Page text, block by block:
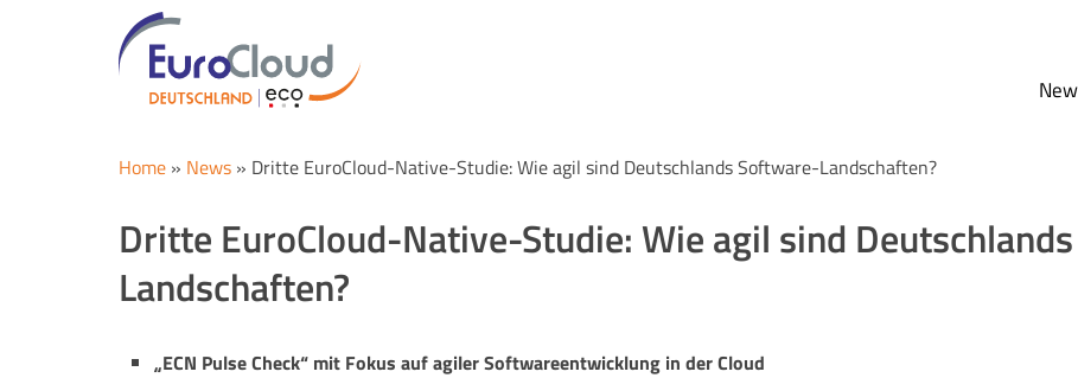
Home » News » Dritte EuroCloud-Native-Studie: Wie agil sind Deutschlands Software-Landschaften?
Dritte EuroCloud-Native-Studie: Wie agil sind
Landschaften?
„ECN Pulse Check“ mit Fokus auf agiler Softwareentwicklung in der Cloud